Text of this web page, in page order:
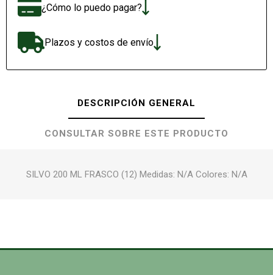
¿Cómo lo puedo pagar?
Plazos y costos de envío
DESCRIPCIÓN GENERAL
CONSULTAR SOBRE ESTE PRODUCTO
SILVO 200 ML FRASCO (12) Medidas: N/A Colores: N/A